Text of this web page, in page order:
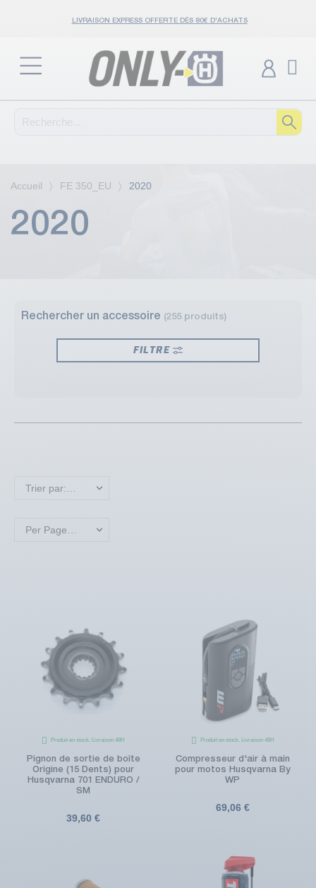
LIVRAISON EXPRESS OFFERTE DÈS 80€ D'ACHATS
Accueil FE 350_EU 2020
2020
Rechercher un accessoire (255 produits)
FILTRE
Produit en stock. Livraison 48H
Pignon de sortie de boîte
Origine (15 Dents) pour
Husqvarna 701 ENDURO /
SM
39,60 €
Produit en stock. Livraison 48H
Compresseur d'air à main
pour motos Husqvarna By
WP
69,06 €